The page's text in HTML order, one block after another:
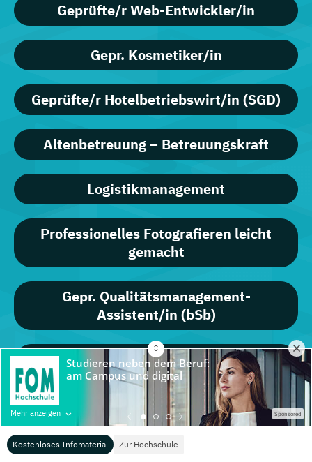
Kostenloses Infomaterial Zur Hochschule
Mehr anzeigen Sponsored
Geprüfte/r Web-Entwickler/in
Gepr. Kosmetiker/in
Geprüfte/r Hotelbetriebswirt/in (SGD)
Altenbetreuung – Betreuungskraft
Logistikmanagement
Professionelles Fotografieren leicht
gemacht
Gepr. Qualitätsmanagement-
Assistent/in (bSb)
Python für Data Science and Machine
Learning
Fachinformatiker/in – Weiterbildung
zum Schwerpunkt Digitalisierung